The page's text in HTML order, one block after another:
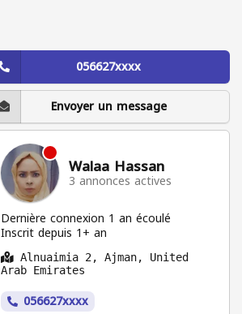
056627xxxx
Envoyer un message
Walaa Hassan
3 annonces actives
Dernière connexion 1 an écoulé
Inscrit depuis 1+ an
Alnuaimia 2, Ajman, United
Arab Emirates
056627xxxx